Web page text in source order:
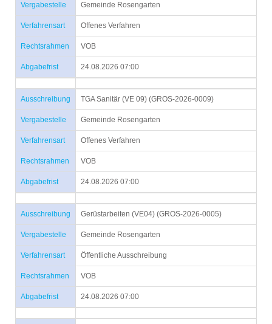
Vergabestelle Gemeinde Rosengarten
Verfahrensart Offenes Verfahren
Rechtsrahmen VOB
Abgabefrist 24.08.2026 07:00
Ausschreibung TGA Sanitär (VE 09) (GROS-2026-0009)
Vergabestelle Gemeinde Rosengarten
Verfahrensart Offenes Verfahren
Rechtsrahmen VOB
Abgabefrist 24.08.2026 07:00
Ausschreibung Gerüstarbeiten (VE04) (GROS-2026-0005)
Vergabestelle Gemeinde Rosengarten
Verfahrensart Öffentliche Ausschreibung
Rechtsrahmen VOB
Abgabefrist 24.08.2026 07:00